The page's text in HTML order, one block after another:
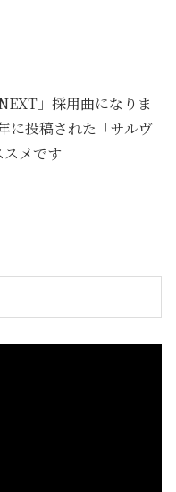
」採用曲になりま
に投稿された「サルヴ
メです